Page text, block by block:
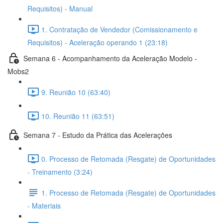
Requisitos) - Manual
1. Contratação de Vendedor (Comissionamento e
Requisitos) - Aceleração operando 1 (23:18)
Semana 6 - Acompanhamento da Aceleração Modelo -
Mobs2
9. Reunião 10 (63:40)
10. Reunião 11 (63:51)
Semana 7 - Estudo da Prática das Acelerações
0. Processo de Retomada (Resgate) de Oportunidades
- Treinamento (3:24)
1. Processo de Retomada (Resgate) de Oportunidades
- Materiais